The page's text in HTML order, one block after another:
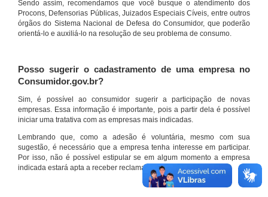
Sendo assim, recomendamos que você busque o atendimento dos
Procons, Defensorias Públicas, Juizados Especiais Cíveis, entre outros
órgãos do Sistema Nacional de Defesa do Consumidor, que poderão
orientá-lo e auxiliá-lo na resolução de seu problema de consumo.
Posso sugerir o cadastramento de uma empresa no
Consumidor.gov.br?
Sim, é possível ao consumidor sugerir a participação de novas
empresas. Essa informação é importante, pois a partir dela é possível
iniciar uma tratativa com as empresas mais indicadas.
Lembrando que, como a adesão é voluntária, mesmo com sua
sugestão, é necessário que a empresa tenha interesse em participar.
Por isso, não é possível estipular se em algum momento a empresa
indicada estará apta a receber reclamações por meio do site.